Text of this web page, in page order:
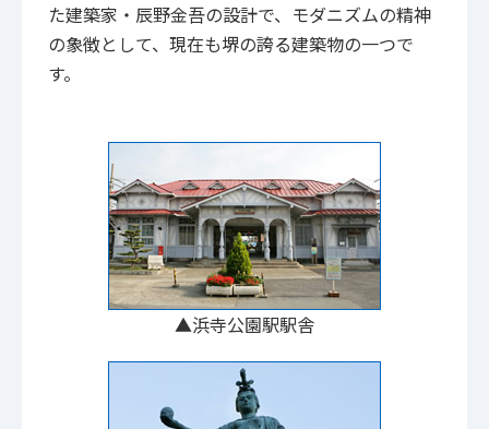
た建築家・辰野金吾の設計で、モダニズムの精神
の象徴として、現在も堺の誇る建築物の一つで
す。
▲浜寺公園駅駅舎